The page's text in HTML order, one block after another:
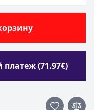
(71.97€)